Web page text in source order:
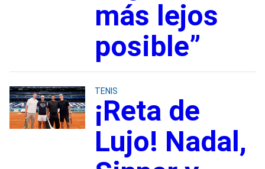
más lejos
posible”
TENIS
¡Reta de
Lujo! Nadal,